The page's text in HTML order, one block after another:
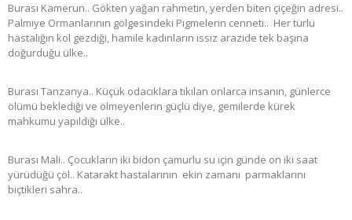
Burası Kamerun.. Gökten yağan rahmetin, yerden biten çiçeğin adresi..
Palmiye Ormanlarının gölgesindeki Pigmelerin cenneti.. Her türlü
hastalığın kol gezdiği, hamile kadınların ıssız arazide tek başına
doğurduğu ülke..
Burası Tanzanya.. Küçük odacıklara tıkılan onlarca insanın, günlerce
ölümü beklediği ve ölmeyenlerin güçlü diye, gemilerde kürek
mahkumu yapıldığı ülke..
Burası Mali.. Çocukların iki bidon çamurlu su için günde on iki saat
yürüdüğü çöl.. Katarakt hastalarının ekin zamanı parmaklarını
biçtikleri sahra..